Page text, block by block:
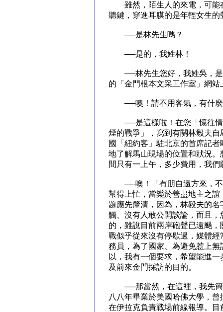
雖然，陌生人的來電，可能
聽鍵，穿進耳膜的是年輕女生的
──是林先生嗎？
──是的，我姓林！
──林先生您好，我姓吳，是
的「金門根本文采工作室」網
──噢！請不用客氣，有什麼
──是這樣啦！在您「憶往情
煙的戰爭」，寫到有關林毅夫
國「紐約客」駐北京的首席記
地了解馬山現場的位置和狀況
間只有一上午，多少費用，我
──噢！「有朋自遠方來，不
幫得上忙，當樂於善盡地主之
題應先釐清，因為，林毅夫的
觸、沒有人敢公開談論，而且
的，雖說目前兩岸砲聲已遠颺
戰似乎從來沒有停歇過，媒體
務員，為了國家、為避免惹上
以，我有一個要求，希望能進
及前來金門採訪的目的。
──那當然，在這裡，我先簡
八八年畢業於美國哈佛大學，
在伊拉克負責戰場前線報導。